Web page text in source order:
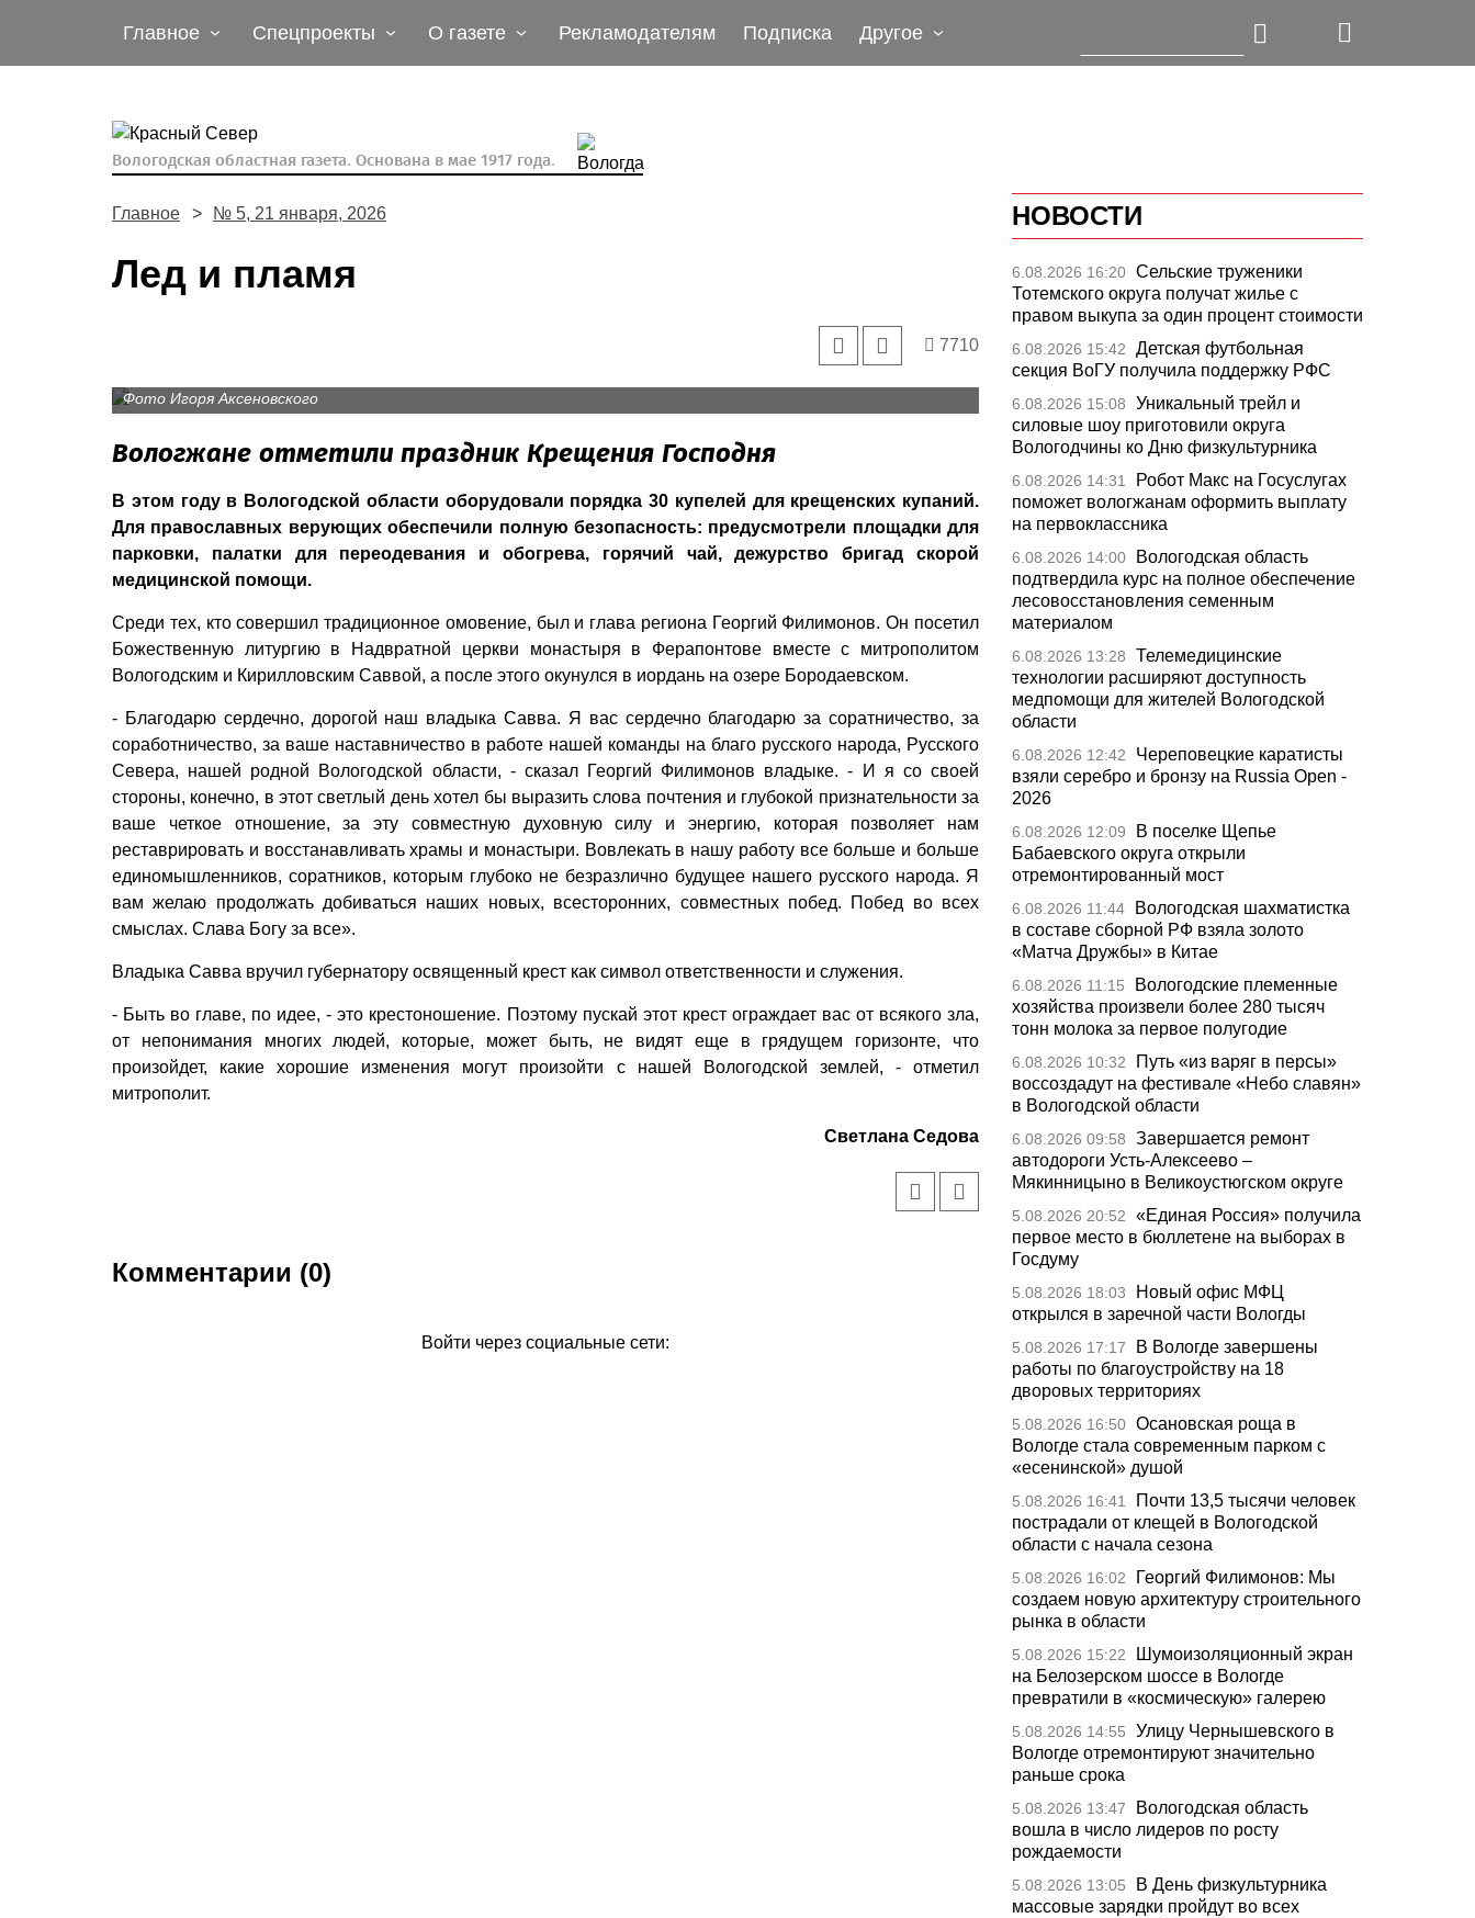
Главное Спецпроекты О газете Рекламодателям Подписка Другое
Вологодская областная газета. Основана в мае 1917 года.
Главное № 5, 21 января, 2026
Лед и пламя
7710
Фото Игоря Аксеновского
Вологжане отметили праздник Крещения Господня
В этом году в Вологодской области оборудовали порядка 30 купелей для крещенских купаний.
Для православных верующих обеспечили полную безопасность: предусмотрели площадки для
парковки, палатки для переодевания и обогрева, горячий чай, дежурство бригад скорой
медицинской помощи.
Среди тех, кто совершил традиционное омовение, был и глава региона Георгий Филимонов. Он посетил
Божественную литургию в Надвратной церкви монастыря в Ферапонтове вместе с митрополитом
Вологодским и Кирилловским Саввой, а после этого окунулся в иордань на озере Бородаевском.
- Благодарю сердечно, дорогой наш владыка Савва. Я вас сердечно благодарю за соратничество, за
соработничество, за ваше наставничество в работе нашей команды на благо русского народа, Русского
Севера, нашей родной Вологодской области, - сказал Георгий Филимонов владыке. - И я со своей
стороны, конечно, в этот светлый день хотел бы выразить слова почтения и глубокой признательности за
ваше четкое отношение, за эту совместную духовную силу и энергию, которая позволяет нам
реставрировать и восстанавливать храмы и монастыри. Вовлекать в нашу работу все больше и больше
единомышленников, соратников, которым глубоко не безразлично будущее нашего русского народа. Я
вам желаю продолжать добиваться наших новых, всесторонних, совместных побед. Побед во всех
смыслах. Слава Богу за все».
Владыка Савва вручил губернатору освященный крест как символ ответственности и служения.
- Быть во главе, по идее, - это крестоношение. Поэтому пускай этот крест ограждает вас от всякого зла,
от непонимания многих людей, которые, может быть, не видят еще в грядущем горизонте, что
произойдет, какие хорошие изменения могут произойти с нашей Вологодской землей, - отметил
митрополит.
Светлана Седова
Комментарии (0)
Войти через социальные сети:
НОВОСТИ
6.08.2026 16:20 Сельские труженики
Тотемского округа получат жилье с
правом выкупа за один процент стоимости
6.08.2026 15:42
Детская футбольная
секция ВоГУ получила поддержку РФС
6.08.2026 15:08
Уникальный трейл и
силовые шоу приготовили округа
Вологодчины ко Дню физкультурника
6.08.2026 14:31
Робот Макс на Госуслугах
поможет вологжанам оформить выплату
на первоклассника
6.08.2026 14:00
Вологодская область
подтвердила курс на полное обеспечение
лесовосстановления семенным
материалом
6.08.2026 13:28
Телемедицинские
технологии расширяют доступность
медпомощи для жителей Вологодской
области
6.08.2026 12:42
Череповецкие каратисты
взяли серебро и бронзу на Russia Open -
2026
6.08.2026 12:09
В поселке Щепье
Бабаевского округа открыли
отремонтированный мост
6.08.2026 11:44
Вологодская шахматистка
в составе сборной РФ взяла золото
«Матча Дружбы» в Китае
6.08.2026 11:15
Вологодские племенные
хозяйства произвели более 280 тысяч
тонн молока за первое полугодие
6.08.2026 10:32
Путь «из варяг в персы»
воссоздадут на фестивале «Небо славян»
в Вологодской области
6.08.2026 09:58
Завершается ремонт
автодороги Усть-Алексеево –
Мякинницыно в Великоустюгском округе
5.08.2026 20:52
«Единая Россия» получила
первое место в бюллетене на выборах в
Госдуму
5.08.2026 18:03
Новый офис МФЦ
открылся в заречной части Вологды
5.08.2026 17:17
В Вологде завершены
работы по благоустройству на 18
дворовых территориях
5.08.2026 16:50 Осановская роща в
Вологде стала современным парком с
«есенинской» душой
5.08.2026 16:41
Почти 13,5 тысячи человек
пострадали от клещей в Вологодской
области с начала сезона
5.08.2026 16:02
Георгий Филимонов: Мы
создаем новую архитектуру строительного
рынка в области
5.08.2026 15:22
Шумоизоляционный экран
на Белозерском шоссе в Вологде
превратили в «космическую» галерею
5.08.2026 14:55
Улицу Чернышевского в
Вологде отремонтируют значительно
раньше срока
5.08.2026 13:47
Вологодская область
вошла в число лидеров по росту
рождаемости
5.08.2026 13:05
В День физкультурника
массовые зарядки пройдут во всех